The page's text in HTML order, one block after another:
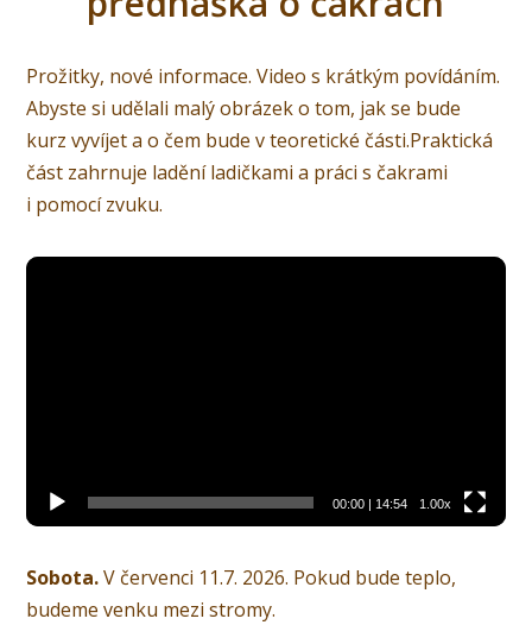
Prožitky, nové informace. Video s krátkým povídáním.
Abyste si udělali malý obrázek o tom, jak se bude
kurz vyvíjet a o čem bude v teoretické části.Praktická
část zahrnuje ladění ladičkami a práci s čakrami
i pomocí zvuku.
Video
00:00| 14:54 1.00x
Sobota.V červenci 11.7. 2026. Pokud bude teplo,
budeme venku mezi stromy.